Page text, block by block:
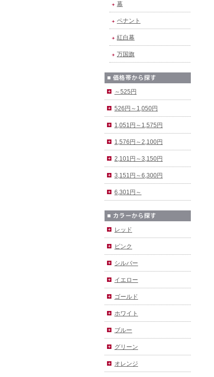
幕
ペナント
紅白幕
万国旗
～525円
526円～1,050円
1,051円～1,575円
1,576円～2,100円
2,101円～3,150円
3,151円～6,300円
6,301円～
レッド
ピンク
シルバー
イエロー
ゴールド
ホワイト
ブルー
グリーン
オレンジ